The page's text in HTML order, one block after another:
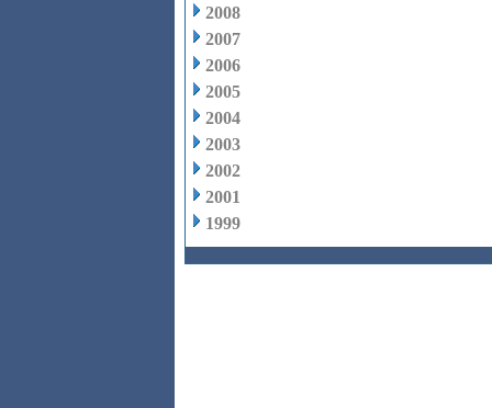
2008
2007
2006
2005
2004
2003
2002
2001
1999